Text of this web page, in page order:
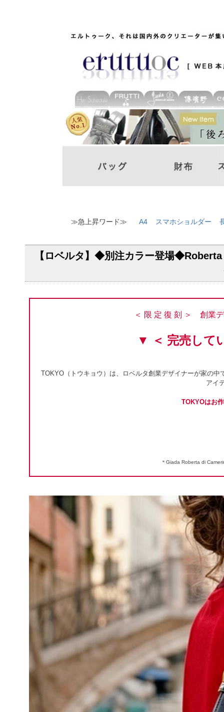
≫急上昇ワード≫ A4 スマホショルダー
【ロベルタ】◆別注カラー登場
＜ 限 定 復 刻 ＞ 創業
▼ ＜ 完売して
TOKYO（トウキョウ）は、ロベルタ創業デザイナーが家の
アイ
TOKYOはお
＊Giada Roberta di